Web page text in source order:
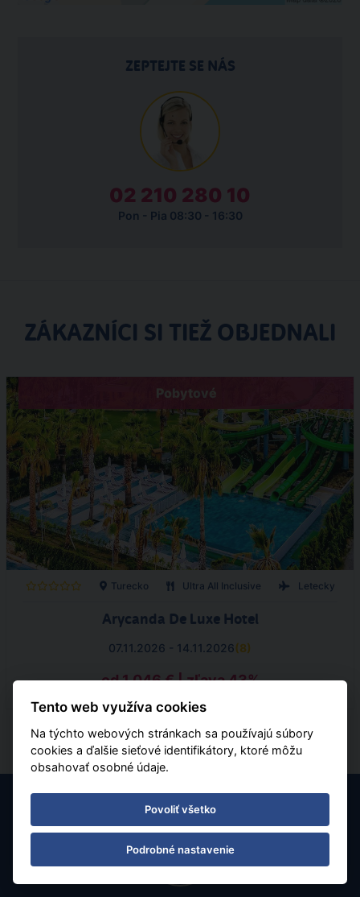
ZEPTEJTE SE NÁS
02 210 280 10
Pon - Pia 08:30 - 16:30
ZÁKAZNÍCI SI TIEŽ OBJEDNALI
Pobytové
Turecko Ultra All Inclusive Letecky
Arycanda De Luxe Hotel
07.11.2026 - 14.11.2026(8)
od 1 046 € | zľava 43%
Tento web využíva cookies
Na týchto webových stránkach sa používajú súbory
cookies a ďalšie sieťové identifikátory, ktoré môžu
obsahovať osobné údaje.
Povoliť všetko
Podrobné nastavenie